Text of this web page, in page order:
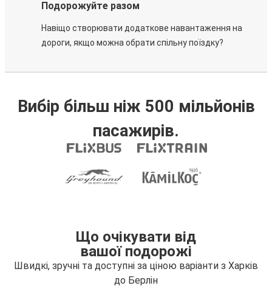
Подорожуйте разом
Навіщо створювати додаткове навантаження на
дороги, якщо можна обрати спільну поїздку?
Вибір більш ніж 500 мільйонів
пасажирів.
Що очікувати від
вашої подорожі
Швидкі, зручні та доступні за ціною варіанти з Харків
до Берлін